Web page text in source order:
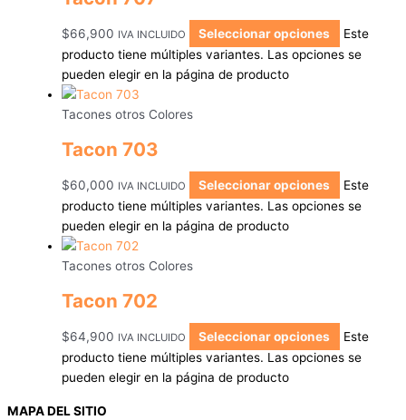
$66,900 IVA INCLUIDO Seleccionar opciones
Este
producto tiene múltiples variantes. Las opciones se
pueden elegir en la página de producto
Tacones otros Colores
Tacon 703
$60,000 IVA INCLUIDO Seleccionar opciones
Este
producto tiene múltiples variantes. Las opciones se
pueden elegir en la página de producto
Tacones otros Colores
Tacon 702
$64,900 IVA INCLUIDO Seleccionar opciones
Este
producto tiene múltiples variantes. Las opciones se
pueden elegir en la página de producto
MAPA DEL SITIO